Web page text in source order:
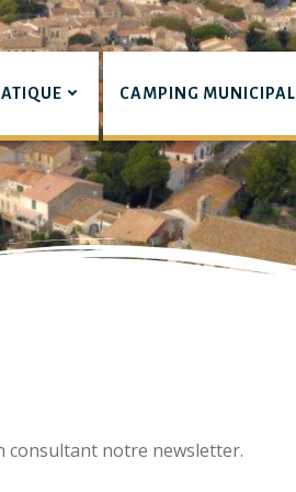
CAMPING MUNICIPAL
consultant notre newsletter.